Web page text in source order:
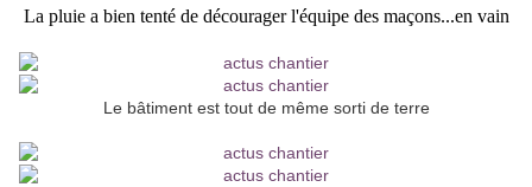
La pluie a bien tenté de décourager l'équipe des maçons...en vain
Le bâtiment est tout de même sorti de terre